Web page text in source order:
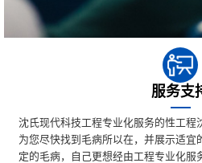
服务支
沈氏现代科技工程专业化服务的性工程
为您尽快找到毛病所以在，并展示适宜
定的毛病，自己更想经由工程专业化服